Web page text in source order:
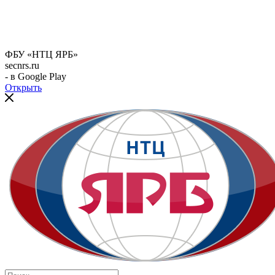
ФБУ «НТЦ ЯРБ»
secnrs.ru
- в Google Play
Открыть